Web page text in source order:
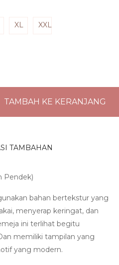
XL XXL
TAMBAH KE KERANJANG
TAMBAHAN
Pendek)
bahan bertekstur yang
menyerap keringat, dan
ini terlihat begitu
memiliki tampilan yang
yang modern.